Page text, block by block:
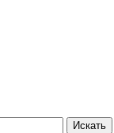
Искать